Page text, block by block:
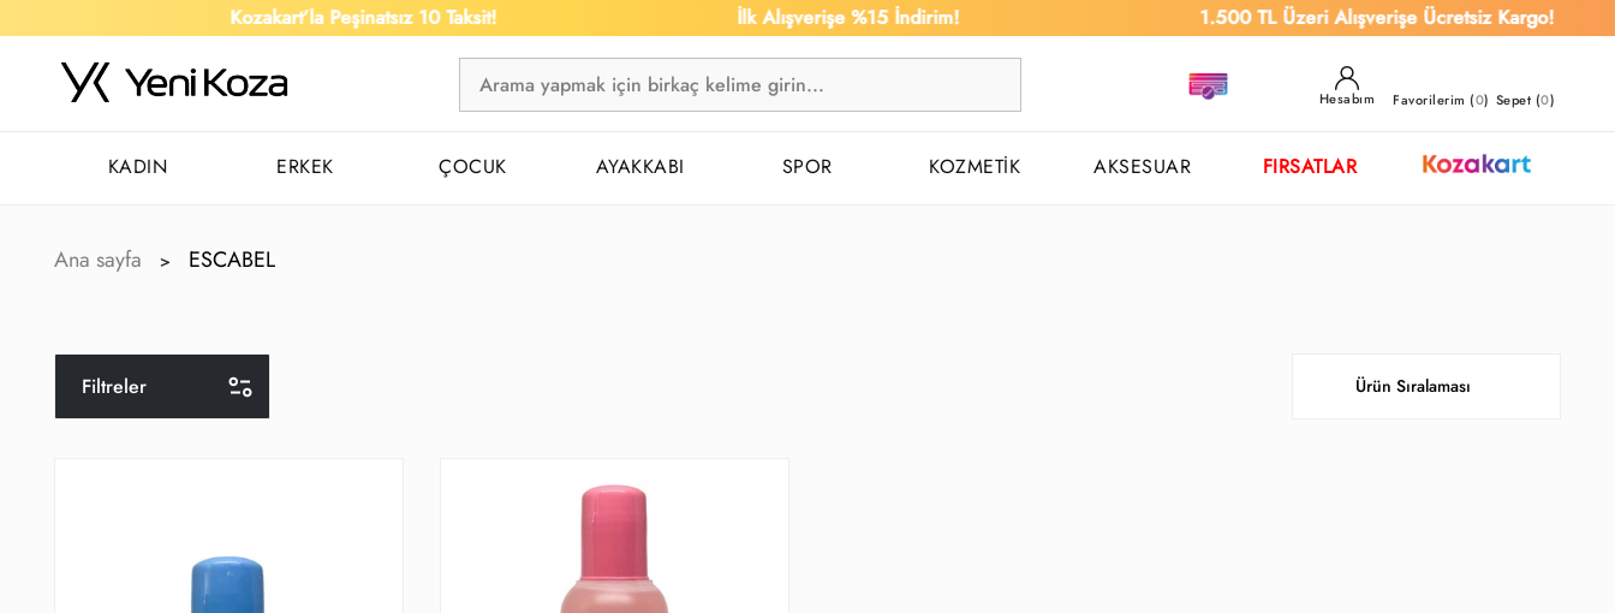
Kozakart’la Peşinatsız 10 Taksit! İlk Alışverişe %15 İndirim! 1.500 TL Üzeri Alışverişe Ücretsiz Kargo!
Hesabım Favorilerim (0) Sepet (0)
KADIN ERKEK ÇOCUK AYAKKABI SPOR KOZMETİK AKSESUAR FIRSATLAR
Ana sayfa > ESCABEL
Filtreler